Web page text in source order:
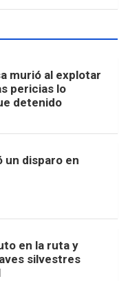
murió al explotar
pericias lo
detenido
un disparo en
en la ruta y
silvestres